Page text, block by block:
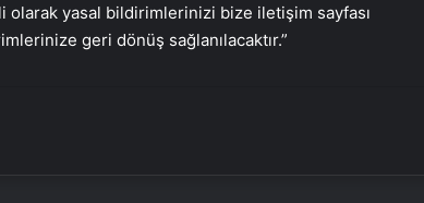
olarak yasal bildirimlerinizi bize iletişim sayfası
geri dönüş sağlanılacaktır.”
25 Yıllık Miras Davasında Gözler
Temmuz Ayındaki Karar